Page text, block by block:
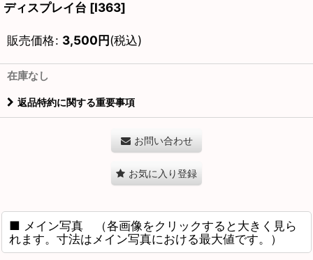
ディスプレイ台 [I363]
販売価格: 3,500円(税込)
在庫なし
返品特約に関する重要事項
お問い合わせ
お気に入り登録
■ メイン写真 （各画像をクリックすると大きく見ら
れます。寸法はメイン写真における最大値です。）